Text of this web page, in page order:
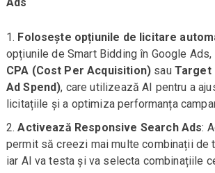
Folosește opțiunile de licitare
opțiunile de Smart Bidding în Google Ads,
CPA (Cost Per Acquisition) sau Target
Ad Spend), care utilizează AI pentru a
licitațiile și a optimiza performanța
Activează Responsive Search Ads:
permit să creezi mai multe combinații de
iar AI va testa și va selecta combinațiile